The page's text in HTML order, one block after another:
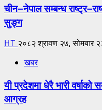
चीन–नेपाल सम्बन्ध
सुङ्ग
HT २०८२ श्रावण २७, सोमबार
खबर
यी प्रदेशमा धेरै भारी
आग्रह